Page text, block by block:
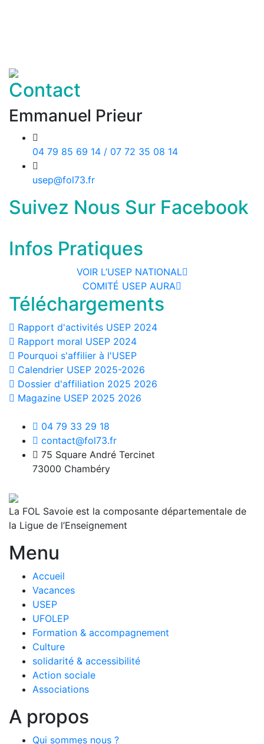
Contact
Emmanuel Prieur
04 79 85 69 14 / 07 72 35 08 14
usep@fol73.fr
Suivez Nous Sur Facebook
Infos Pratiques
VOIR L’USEP NATIONAL
COMITÉ USEP AURA
Téléchargements
Rapport d'activités USEP 2024
Rapport moral USEP 2024
Pourquoi s'affilier à l'USEP
Calendrier USEP 2025-2026
Dossier d'affiliation 2025 2026
Magazine USEP 2025 2026
04 79 33 29 18
contact@fol73.fr
75 Square André Tercinet
73000 Chambéry
La FOL Savoie est la composante départementale de
la Ligue de l’Enseignement
Menu
Accueil
Vacances
USEP
UFOLEP
Formation & accompagnement
Culture
solidarité & accessibilité
Action sociale
Associations
A propos
Qui sommes nous ?